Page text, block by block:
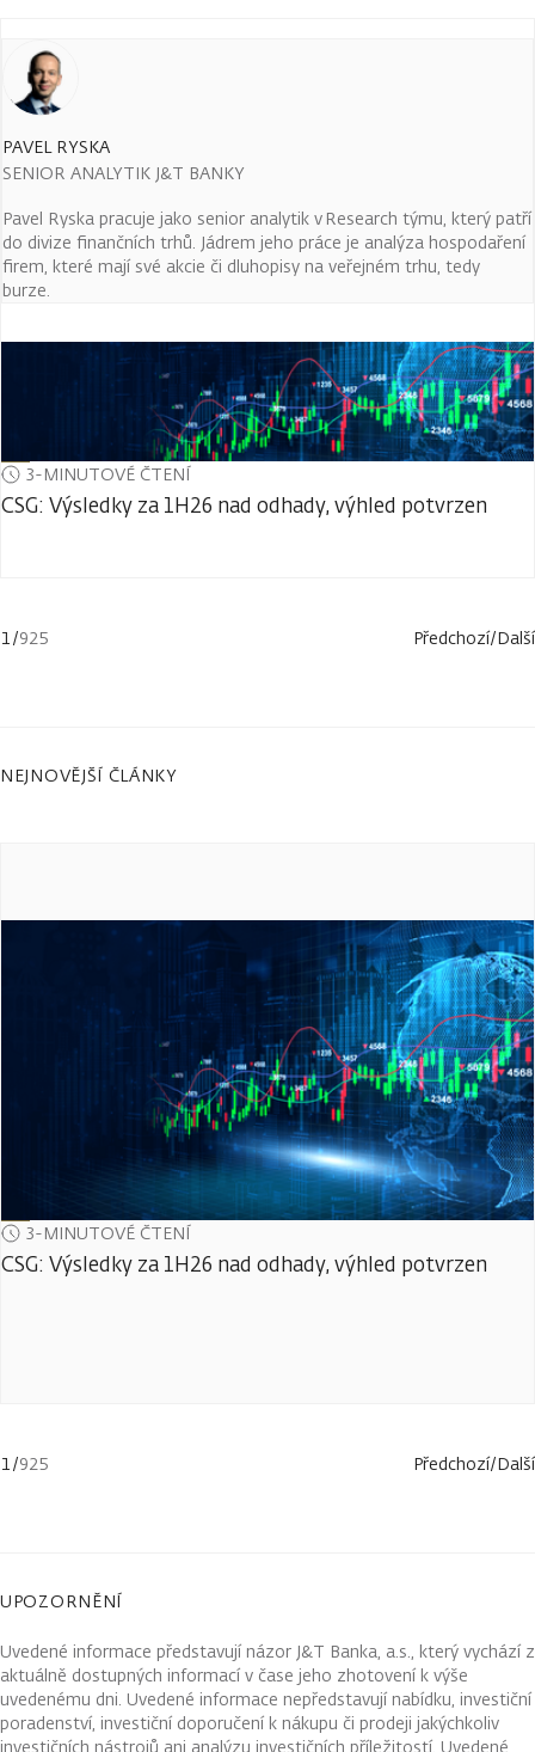
PAVEL RYSKA
SENIOR ANALYTIK J&T BANKY
Pavel Ryska pracuje jako senior analytik v Research týmu, který patří
do divize finančních trhů. Jádrem jeho práce je analýza hospodaření
firem, které mají své akcie či dluhopisy na veřejném trhu, tedy
burze.
3-MINUTOVÉ ČTENÍ
CSG: Výsledky za 1H26 nad odhady, výhled potvrzen
1/925 Předchozí/Další
NEJNOVĚJŠÍ ČLÁNKY
3-MINUTOVÉ ČTENÍ
CSG: Výsledky za 1H26 nad odhady, výhled potvrzen
1/925 Předchozí/Další
UPOZORNĚNÍ
Uvedené informace představují názor J&T Banka, a.s., který vychází z
aktuálně dostupných informací v čase jeho zhotovení k výše
uvedenému dni. Uvedené informace nepředstavují nabídku, investiční
poradenství, investiční doporučení k nákupu či prodeji jakýchkoliv
investičních nástrojů ani analýzu investičních příležitostí. Uvedené